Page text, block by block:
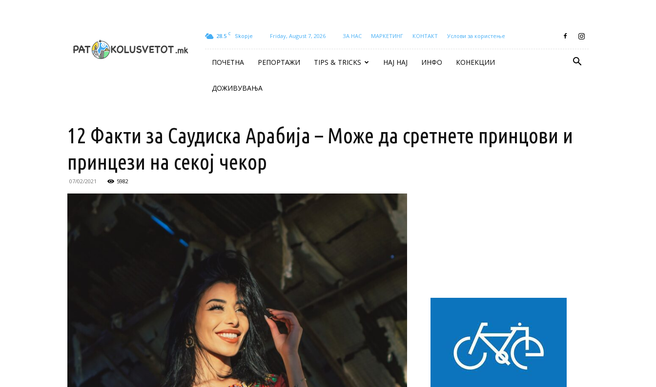
28.5 C Skopje Friday, August 7, 2026 ЗА НАС МАРКЕТИНГ КОНТАКТ Услови за користење
ПОЧЕТНА РЕПОРТАЖИ TIPS & TRICKS НАЈ НАЈ ИНФО КОНЕКЦИИ
ДОЖИВУВАЊА
12 Факти за Саудиска Арабија – Може да сретнете принцови и
принцези на секој чекор
07/02/2021 5982